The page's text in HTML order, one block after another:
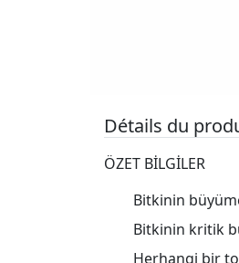
Détails du
ÖZET BİLGİLER
Bitkinin
Bitkinin kritik
Herhangi bir